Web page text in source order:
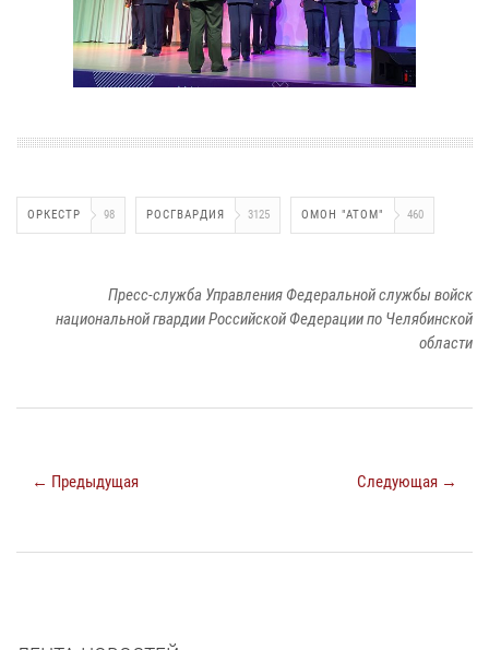
ОРКЕСТР 98 РОСГВАРДИЯ 3125 ОМОН "АТОМ" 460
Пресс-служба Управления Федеральной службы войск
национальной гвардии Российской Федерации по Челябинской
области
← Предыдущая Следующая →